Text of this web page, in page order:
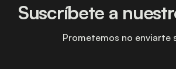
Suscríbete a
Prometemos no enviarte